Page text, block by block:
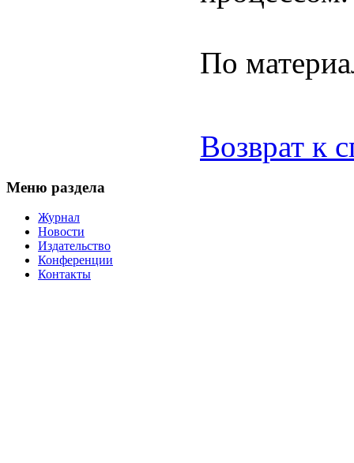
По
Возврат к
Меню раздела
Журнал
Новости
Издательство
Конференции
Контакты